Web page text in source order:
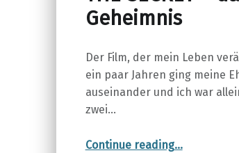
Geheimnis
Der Film, der mein Leben
ein paar Jahren ging meine
auseinander und ich war
zwei…
Continue reading“THE SECRET – das Geheimnis”
…